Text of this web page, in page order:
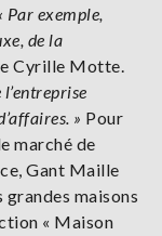
Par exemple,
de la
Cyrille Motte.
l’entreprise
» Pour
marché de
Gant Maille
maisons
« Maison